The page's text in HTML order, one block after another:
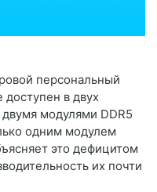
персональный
в двух
модулями DDR5
одним модулем
это дефицитом
их почти